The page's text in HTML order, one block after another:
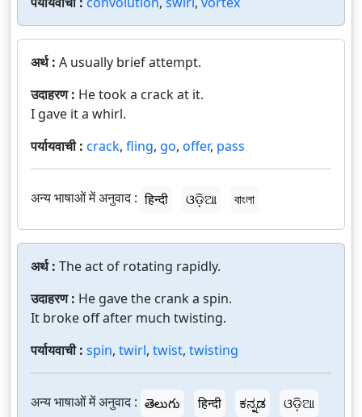
अर्थ : A usually brief attempt.
उदाहरण : He took a crack at it.
I gave it a whirl.
पर्यायवाची : crack, fling, go, offer, pass
अन्य भाषाओं में अनुवाद : हिन्दी ଓଡ଼ିଆ বাংলা
अर्थ : The act of rotating rapidly.
उदाहरण : He gave the crank a spin.
It broke off after much twisting.
पर्यायवाची : spin, twirl, twist, twisting
अन्य भाषाओं में अनुवाद : తెలుగు हिन्दी ಕನ್ನಡ
ଓଡ଼ିଆ